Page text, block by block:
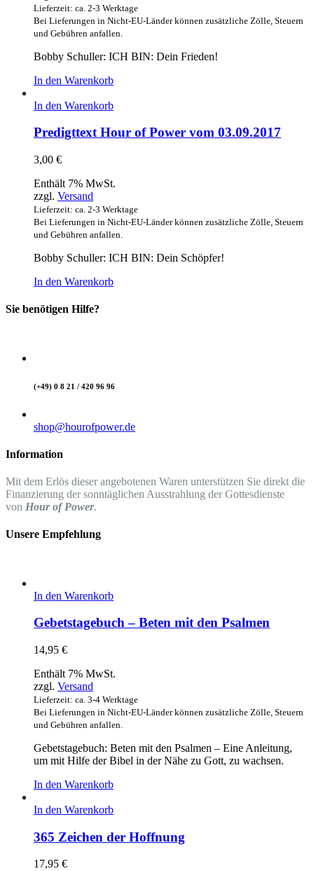
Lieferzeit: ca. 2-3 Werktage
Bei Lieferungen in Nicht-EU-Länder können zusätzliche Zölle, Steuern
und Gebühren anfallen.
Bobby Schuller: ICH BIN: Dein Frieden!
In den Warenkorb
In den Warenkorb
Predigttext Hour of Power vom 03.09.2017
3,00 €
Enthält 7% MwSt.
zzgl. Versand
Lieferzeit: ca. 2-3 Werktage
Bei Lieferungen in Nicht-EU-Länder können zusätzliche Zölle, Steuern
und Gebühren anfallen.
Bobby Schuller: ICH BIN: Dein Schöpfer!
In den Warenkorb
Sie benötigen Hilfe?
(+49) 0 8 21 / 420 96 96
shop@hourofpower.de
Information
Mit dem Erlös dieser angebotenen Waren unterstützen Sie direkt die
Finanzierung der sonntäglichen Ausstrahlung der Gottesdienste
von Hour of Power.
Unsere Empfehlung
In den Warenkorb
Gebetstagebuch – Beten mit den Psalmen
14,95 €
Enthält 7% MwSt.
zzgl. Versand
Lieferzeit: ca. 3-4 Werktage
Bei Lieferungen in Nicht-EU-Länder können zusätzliche Zölle, Steuern
und Gebühren anfallen.
Gebetstagebuch: Beten mit den Psalmen – Eine Anleitung,
um mit Hilfe der Bibel in der Nähe zu Gott, zu wachsen.
In den Warenkorb
In den Warenkorb
365 Zeichen der Hoffnung
17,95 €